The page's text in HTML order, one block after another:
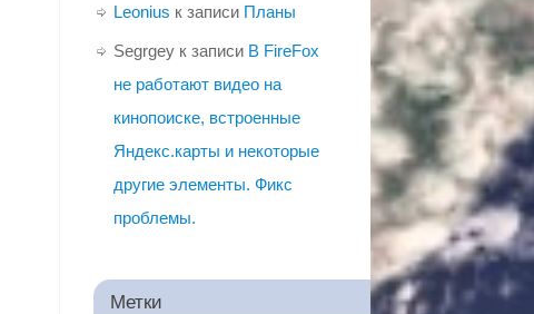
Leonius к записи Планы
Segrgey к записи В FireFox
не работают видео на
кинопоиске, встроенные
Яндекс.карты и некоторые
другие элементы. Фикс
проблемы.
Метки